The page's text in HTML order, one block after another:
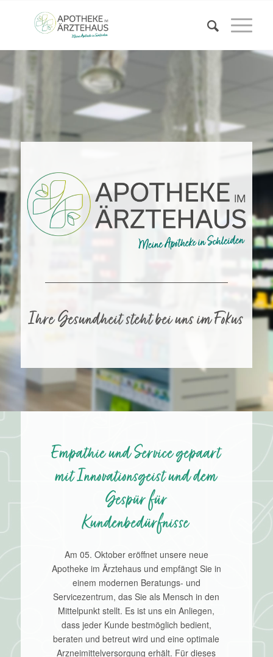
Ihre Gesundheit steht bei uns im Fokus
Empathie und Service gepaart
mit Innovationsgeist und dem
Gespür für
Kundenbedürfnisse
Am 05. Oktober eröffnet unsere neue
Apotheke im Ärztehaus und empfängt Sie in
einem modernen Beratungs- und
Servicezentrum, das Sie als Mensch in den
Mittelpunkt stellt. Es ist uns ein Anliegen,
dass jeder Kunde bestmöglich bedient,
beraten und betreut wird und eine optimale
Arzneimittelversorgung erhält. Für dieses